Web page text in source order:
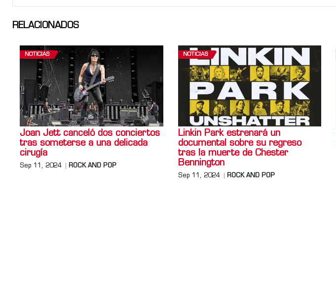
RELACIONADOS
NOTICIAS
Joan Jett canceló dos conciertos
tras someterse a una delicada
cirugía
Sep 11, 2024 ROCK AND POP
NOTICIAS
Linkin Park estrenará un
documental sobre su regreso
tras la muerte de Chester
Bennington
Sep 11, 2024 ROCK AND POP